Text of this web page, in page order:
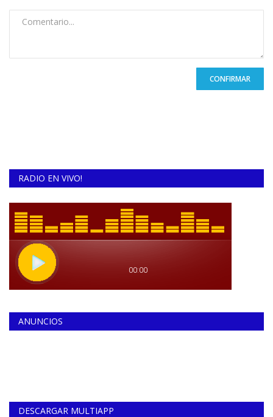
CONFIRMAR
RADIO EN VIVO!
ANUNCIOS
DESCARGAR MULTIAPP